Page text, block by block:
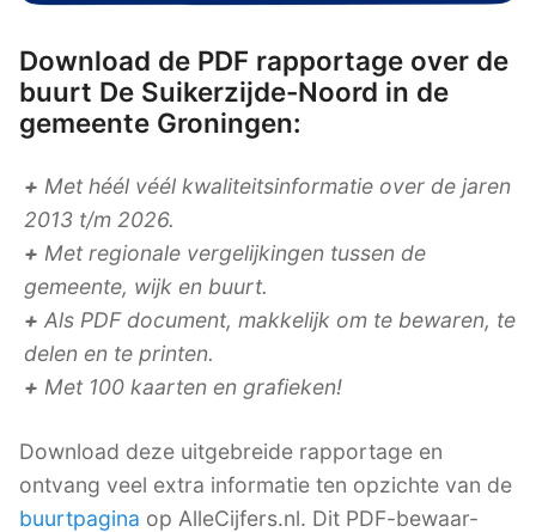
Download de PDF rapportage over de
buurt De Suikerzijde-Noord in de
gemeente Groningen:
+ Met héél véél kwaliteitsinformatie over de jaren
2013 t/m 2026.
+ Met regionale vergelijkingen tussen de
gemeente, wijk en buurt.
+ Als PDF document, makkelijk om te bewaren, te
delen en te printen.
+ Met 100 kaarten en grafieken!
Download deze uitgebreide rapportage en
ontvang veel extra informatie ten opzichte van de
buurtpagina op AlleCijfers.nl. Dit PDF-bewaar-